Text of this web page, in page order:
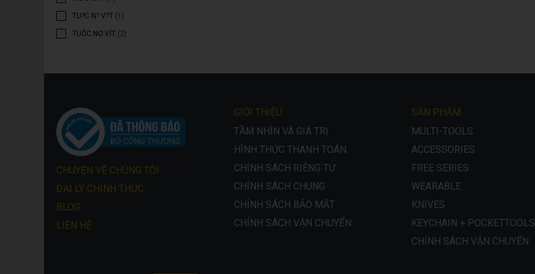
TU?C N? V?T (1)
TUỐC NƠ VÍT (2)
CHUYỆN VỀ CHÚNG TÔI
ĐẠI LÝ CHÍNH THỨC
BLOG
LIÊN HỆ
GIỚI THIỆU
TẦM NHÌN VÀ GIÁ TRỊ
HÌNH THỨC THANH TOÁN
CHÍNH SÁCH RIÊNG TƯ
CHÍNH SÁCH CHUNG
CHÍNH SÁCH BẢO MẬT
CHÍNH SÁCH VẬN CHUYỂN
SẢN PHẨM
MULTI-TOOLS
ACCESSORIES
FREE SERIES
WEARABLE
KNIVES
KEYCHAIN + POCKETTOOLS
CHÍNH SÁCH VẬN CHUYỂN